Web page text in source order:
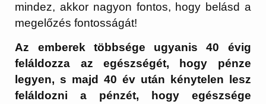
mindez, akkor nagyon fontos, hogy belásd a
megelőzés fontosságát!
Az emberek többsége ugyanis 40 évig
feláldozza az egészségét, hogy pénze
legyen, s majd 40 év után kénytelen lesz
feláldozni a pénzét, hogy egészsége